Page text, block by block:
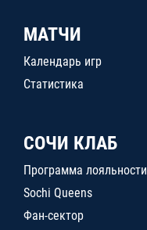
МАТЧИ
Календарь игр
Статистика
СОЧИ КЛАБ
Программа лояльности
Sochi Queens
Фан-сектор